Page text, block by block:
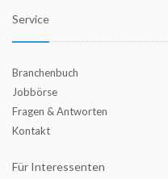
Service
Branchenbuch
Jobbörse
Fragen & Antworten
Kontakt
Für Interessenten